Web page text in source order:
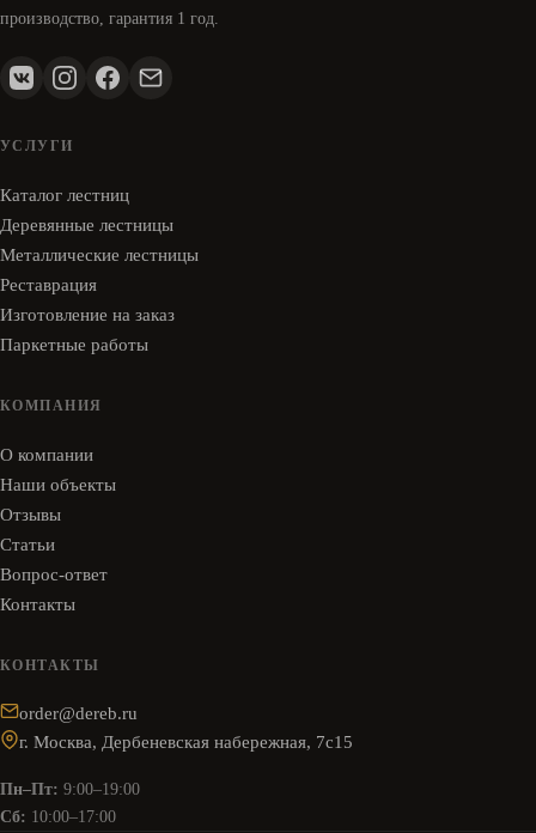
производство, гарантия 1 год.
УСЛУГИ
Каталог лестниц
Деревянные лестницы
Металлические лестницы
Реставрация
Изготовление на заказ
Паркетные работы
КОМПАНИЯ
О компании
Наши объекты
Отзывы
Статьи
Вопрос-ответ
Контакты
КОНТАКТЫ
order@dereb.ru
г. Москва, Дербеневская набережная, 7с15
Пн–Пт: 9:00–19:00
Сб: 10:00–17:00